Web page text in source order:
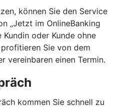
können Sie den Service
„Jetzt im OnlineBanking
Kundin oder Kunde ohne
Sie von dem
vereinbaren einen Termin.
kommen Sie schnell zu